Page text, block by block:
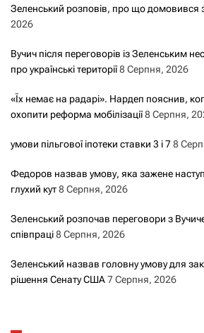
Зеленський розповів, про що домовився
2026
Вучич після переговорів із Зеленським
про українські території8 Серпня, 2026
«Їх немає на радарі». Нардеп пояснив,
охопити реформа мобілізації8 Серпня,
умови пільгової іпотеки ставки 3 і 78
Федоров назвав умову, яка зажене наступ
глухий кут8 Серпня, 2026
Зеленський розпочав переговори з
співпраці8 Серпня, 2026
Зеленський назвав головну умову для
рішення Сенату США7 Серпня, 2026